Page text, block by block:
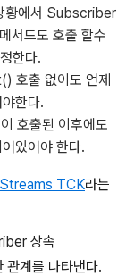
황에서 Subscriber
서드도 호출 할수
한다.
출 없이도 언제
한다.
호출된 이후에도
있어야 한다.
TCK라는
상속
관계를 나타낸다.